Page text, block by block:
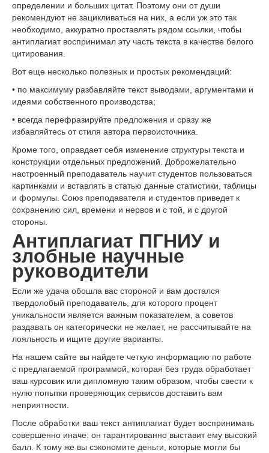
определении и больших цитат. Поэтому они от души
рекомендуют не зацикливаться на них, а если уж это так
необходимо, аккуратно проставлять рядом ссылки, чтобы
антиплагиат воспринимал эту часть текста в качестве белого
цитирования.
Вот еще несколько полезных и простых рекомендаций:
• по максимуму разбавляйте текст выводами, аргументами и
идеями собственного производства;
• всегда перефразируйте предложения и сразу же
избавляйтесь от стиля автора первоисточника.
Кроме того, оправдает себя изменение структуры текста и
конструкции отдельных предложений. Доброжелательно
настроенный преподаватель научит студентов пользоваться
картинками и вставлять в статью данные статистики, таблицы
и формулы. Союз преподавателя и студентов приведет к
сохранению сил, времени и нервов и с той, и с другой
стороны.
Антиплагиат ПГНИУ и
злобные научные
руководители
Если же удача обошла вас стороной и вам достался
твердолобый преподаватель, для которого процент
уникальности является важным показателем, а советов
раздавать он категорически не желает, не рассчитывайте на
лояльность и ищите другие варианты.
На нашем сайте вы найдете четкую информацию по работе
с предлагаемой программой, которая без труда обработает
ваш курсовик или дипломную таким образом, чтобы свести к
нулю попытки проверяющих сервисов доставить вам
неприятности.
После обработки ваш текст антиплагиат будет воспринимать
совершенно иначе: он гарантированно выставит ему высокий
балл. К тому же вы сэкономите деньги, которые могли бы